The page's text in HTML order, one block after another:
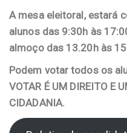
A mesa eleitoral, estará
alunos das 9:30h às
almoço das 13.20h às
Podem votar todos os
VOTAR É UM DIREITO E
CIDADANIA.